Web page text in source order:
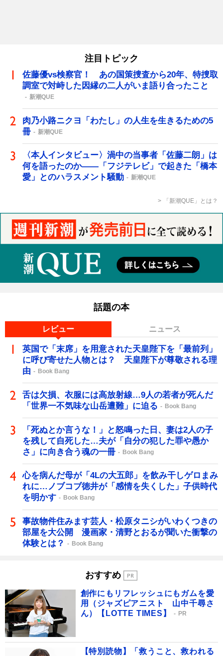
注目トピック
佐藤優vs検察官！ あの国策捜査から20年、特捜取
調室で対峙した因縁の二人がいま語り合ったこと
新潮QUE
肉乃小路ニクヨ「わたし」の人生を生きるための5
冊
新潮QUE
〈本人インタビュー〉渦中の当事者「佐藤二朗」は
何を語ったのか――「フジテレビ」で起きた「橋本
愛」とのハラスメント騒動
新潮QUE
「新潮QUE」とは？
話題の本
レビュー ニュース
英国で「末席」を用意された天皇陛下を「最前列」
に呼び寄せた人物とは？ 天皇陛下が尊敬される理
由
Book Bang
舌は欠損、衣服には高放射線…9人の若者が死んだ
「世界一不気味な山岳遭難」に迫る
Book Bang
「死ぬとか言うな！」と怒鳴った日、妻は2人の子
を残して自死した…夫が「自分の犯した罪や愚か
さ」に向き合う魂の一冊
Book Bang
心を病んだ母が「4Lの大五郎」を飲み干しゲロまみ
れに…ノブコブ徳井が「感情を失くした」子供時代
を明かす
Book Bang
事故物件住みます芸人・松原タニシがいわくつきの
部屋を大公開 漫画家・清野とおるが聞いた衝撃の
体験とは？
Book Bang
おすすめ
創作にもリフレッシュにもガムを愛
用（ジャズピアニスト 山中千尋さ
ん）【LOTTE TIMES】
PR
【特別読物】「救うこと、救われる